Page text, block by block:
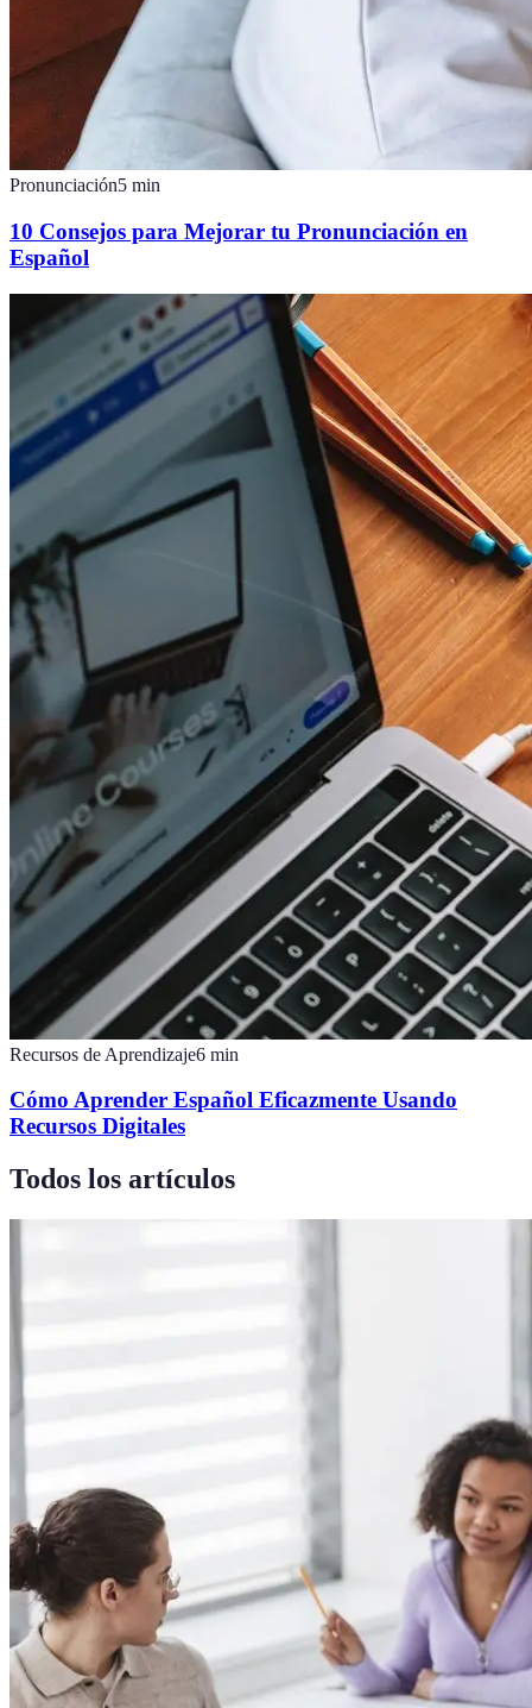
Pronunciación5 min
10 Consejos para Mejorar tu Pronunciación en
Español
Recursos de Aprendizaje6 min
Cómo Aprender Español Eficazmente Usando
Recursos Digitales
Todos los artículos